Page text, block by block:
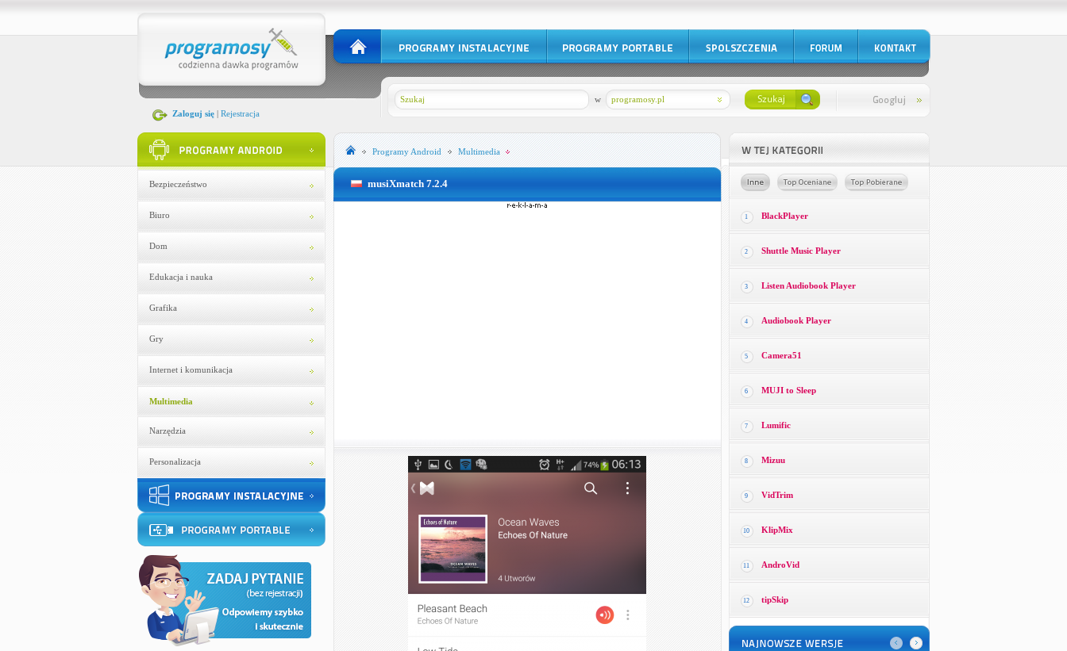
Zaloguj się| Rejestracja
programosy.pl
w
Bezpieczeństwo
Biuro
Dom
Edukacja i nauka
Grafika
Gry
Internet i komunikacja
Multimedia
Narzędzia
Personalizacja
ProgramyAndroid Multimedia
musiXmatch 7.2.4
1 BlackPlayer
2 Shuttle Music Player
3 Listen Audiobook Player
4 Audiobook Player
5 Camera51
6 MUJI to Sleep
7 Lumific
8 Mizuu
9 VidTrim
10 KlipMix
11 AndroVid
12 tipSkip